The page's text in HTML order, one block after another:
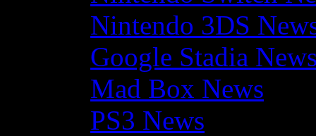
Nintendo 3DS
Google Stadia
Mad Box News
PS3 News